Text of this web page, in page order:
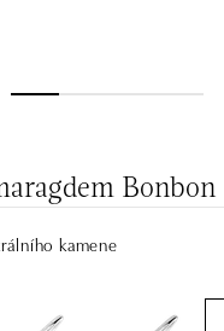
Bonbon
kamene